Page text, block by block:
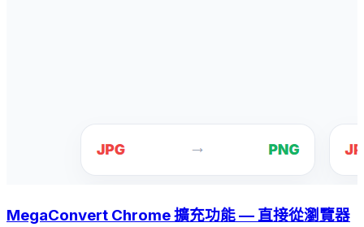
MegaConvert Chrome 擴充功能 — 直接從瀏覽器